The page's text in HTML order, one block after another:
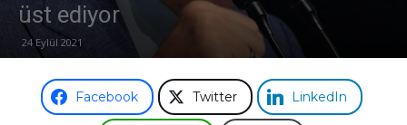
üst ediyor
24 Eylül 2021
Facebook Twitter LinkedIn